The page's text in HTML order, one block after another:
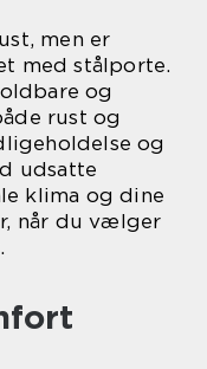
men er
med stålporte.
og
rust og
og
udsatte
klima og dine
når du vælger